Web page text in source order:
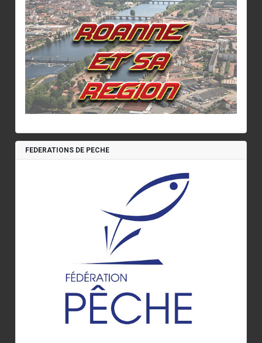
FEDERATIONS DE PECHE